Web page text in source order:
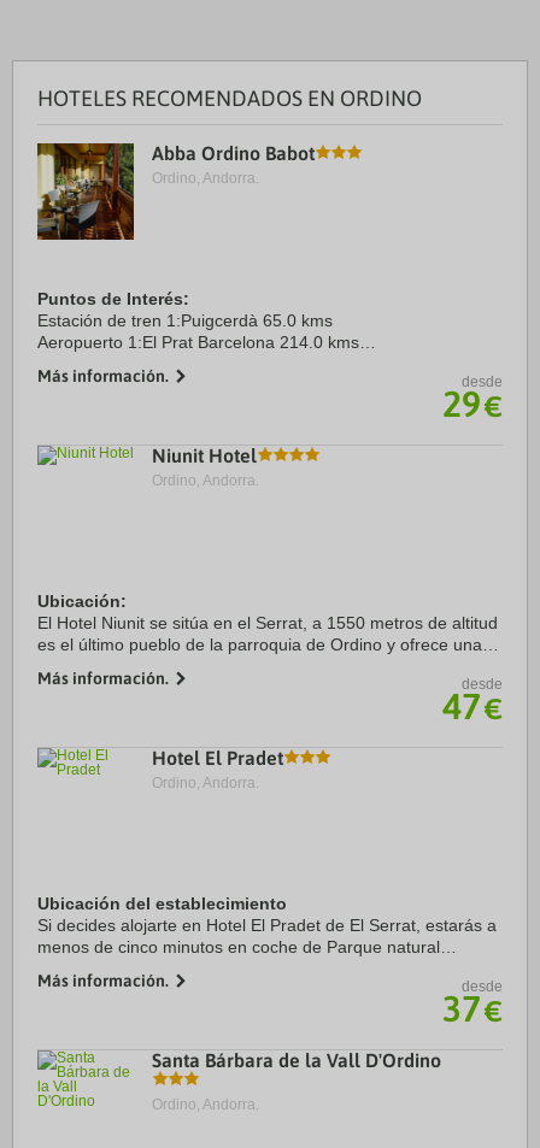
HOTELES RECOMENDADOS EN ORDINO
Abba Ordino Babot
Ordino, Andorra.
Puntos de Interés:
Estación de tren 1:Puigcerdà 65.0 kms
Aeropuerto 1:El Prat Barcelona 214.0 kms
Centro Ciudad:Ordino 2.4 kms
Más información. desde
29€
Niunit Hotel
Ordino, Andorra.
Ubicación:
El Hotel Niunit se sitúa en el Serrat, a 1550 metros de altitud
es el último pueblo de la parroquia de Ordino y ofrece una
agradables donde nuestros huéspedes podrán gozar ...
Más información. desde
47€
Hotel El Pradet
Ordino, Andorra.
Ubicación del establecimiento
Si decides alojarte en Hotel El Pradet de El Serrat, estarás a
menos de cinco minutos en coche de Parque natural
Además, este hotel se encuentra a ...
Más información. desde
37€
Santa Bárbara de la Vall D'Ordino
Ordino, Andorra.